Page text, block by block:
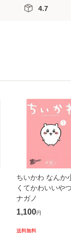
4.7
ちいかわ なんか
くてかわいいや
ナガノ
1,100円
送料無料